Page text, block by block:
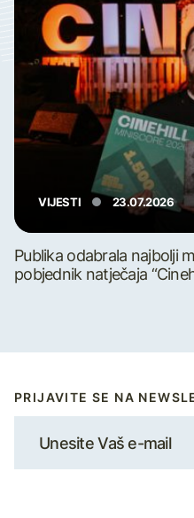
VIJESTI 23.07.2026
Publika odabrala najbolji
pobjednik natječaja
PRIJAVITE SE NA